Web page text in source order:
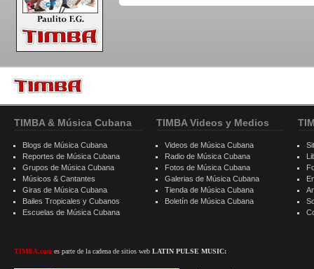
TIMBA & Música Cubana
Blogs de Música Cubana
Reportes de Música Cubana
Grupos de Música Cubana
Músicos & Cantantes
Giras de Música Cubana
Bailes Tropicales y Cubanos
Escuelas de Música Cubana
TIMBA.com es parte de la cadena de sitios web LATIN PULSE MUSIC:
TIMBA Videos y Medios
Videos de Música Cubana
Radio de Música Cubana
Fotos de Música Cubana
Galerias de Música Cubana
Tienda de Música Cubana
Boletín de Música Cubana